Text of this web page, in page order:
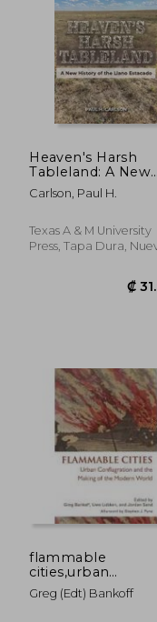
₡
Heaven's Harsh
Tableland: A New
History of the
Estacado (en
Carlson, Paul H.
Texas A & M University
Press, Tapa Dura,
flammable
cities,urban
conflagration and
making of the
Greg (edt) Bankoff